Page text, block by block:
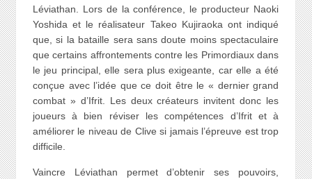
Léviathan. Lors de la conférence, le producteur Naoki
Yoshida et le réalisateur Takeo Kujiraoka ont indiqué
que, si la bataille sera sans doute moins spectaculaire
que certains affrontements contre les Primordiaux dans
le jeu principal, elle sera plus exigeante, car elle a été
conçue avec l’idée que ce doit être le « dernier grand
combat » d’Ifrit. Les deux créateurs invitent donc les
joueurs à bien réviser les compétences d’Ifrit et à
améliorer le niveau de Clive si jamais l’épreuve est trop
difficile.
Vaincre Léviathan permet d’obtenir ses pouvoirs,